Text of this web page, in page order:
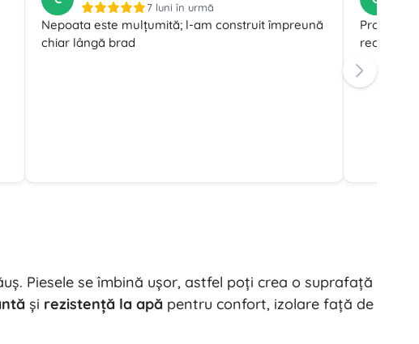
7 luni în urmă
Nepoata este mulțumită; l-am construit împreună
chiar lângă brad
Produsul
Piesele se îmbină ușor, astfel poți crea o suprafață
și rezistență la apă pentru confort, izolare față de